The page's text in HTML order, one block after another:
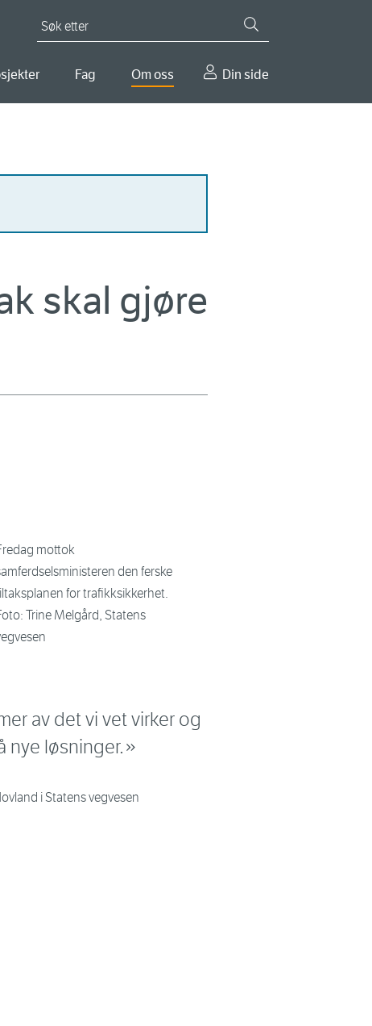
Fag Om oss Din side
skal gjøre
mottok
den ferske
for trafikksikkerhet.
Trine Melgård, Statens
av det vi vet virker og
nye løsninger.
i Statens vegvesen